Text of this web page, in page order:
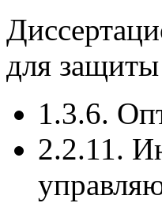
для
1.3.6.
2.2.11.